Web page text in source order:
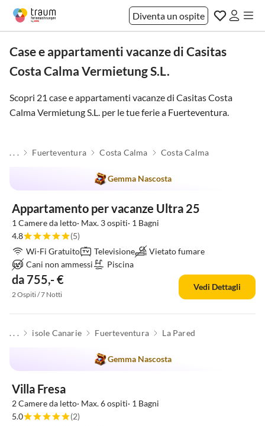
Diventa un ospite
Case e appartamenti vacanze di Casitas
Costa Calma Vermietung S.L.
Scopri 21 case e appartamenti vacanze di Casitas Costa
Calma Vermietung S.L. per le tue ferie a Fuerteventura.
. . . Fuerteventura Costa Calma Costa Calma
Gemma Nascosta
Appartamento per vacanze Ultra 25
1 Camere da letto· Max. 3 ospiti· 1 Bagni
4.8
(5)
Wi-Fi Gratuito
Televisione
Vietato fumare
Cani non ammessi
Piscina
da 755,- €
2 Ospiti / 7 Notti
Vedi Dettagli
. . . isole Canarie Fuerteventura La Pared
Gemma Nascosta
Villa Fresa
2 Camere da letto· Max. 6 ospiti· 1 Bagni
5.0
(2)